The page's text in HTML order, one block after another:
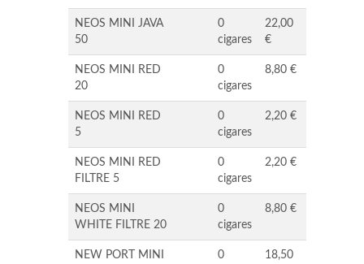
NEOS MINI JAVA
50
0
cigares
22,00
€
NEOS MINI RED
20
0
cigares
8,80 €
NEOS MINI RED
5
0
cigares
2,20 €
NEOS MINI RED
FILTRE 5
0
cigares
2,20 €
NEOS MINI
WHITE FILTRE 20
0
cigares
8,80 €
NEW PORT MINI
0
18,50